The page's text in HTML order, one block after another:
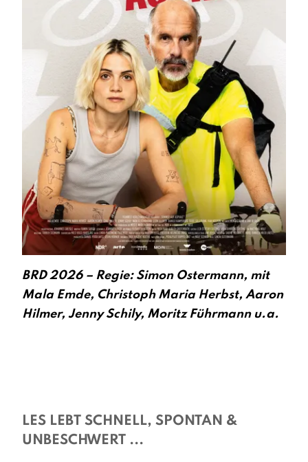
BRD 2026 – Regie: Simon Ostermann, mit
Mala Emde, Christoph Maria Herbst, Aaron
Hilmer, Jenny Schily, Moritz Führmann u.a.
LES LEBT SCHNELL, SPONTAN &
UNBESCHWERT ...